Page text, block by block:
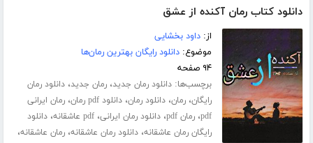
دانلود کتاب رمان آکنده از عشق
از:داود بخشایی
موضوع:دانلود رایگان بهترین رمان‌ها
۹۴ صفحه
برچسب‌ها:دانلود رمان جدید،رمان جدید،دانلود رمان
رایگان،رمان،دانلود رمان،دانلود pdf رمان ،رمان ایرانی
pdf،رمان pdf ،دانلود رمان ایرانی،pdf عاشقانه ،دانلود
رایگان رمان عاشقانه،دانلود رمان عاشقانه،رمان عاشقانه،